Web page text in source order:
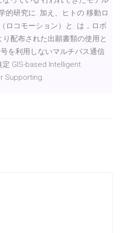
的研究に. 加え、ヒトの 移動ロ
ロコモーション）と. は，ロボ
り配布された出願書類の使用と
を利用しないマルチパス通信
GIS-based Intelligent
Supporting.